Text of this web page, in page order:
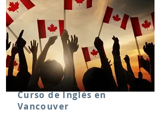
Curso de Inglés en
Vancouver